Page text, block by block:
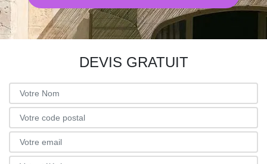
DEVIS GRATUIT